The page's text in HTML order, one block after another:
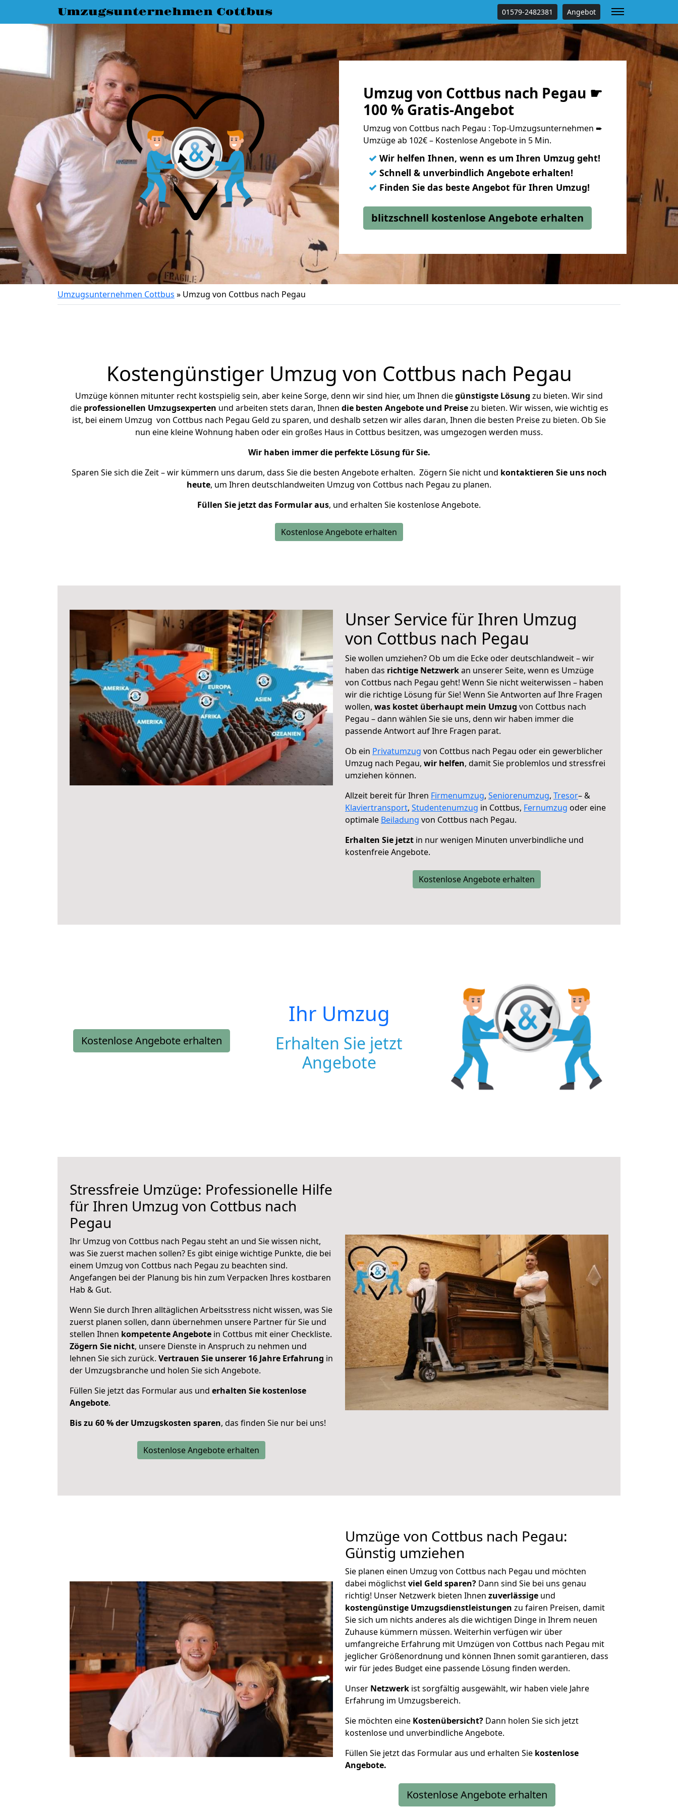
Umzugsunternehmen Cottbus 01579-2482381 Angebot
Umzug von Cottbus nach Pegau ☛
100 % Gratis-Angebot
Umzug von Cottbus nach Pegau : Top-Umzugsunternehmen ➨
Umzüge ab 102€ – Kostenlose Angebote in 5 Min.
✓ Wir helfen Ihnen, wenn es um Ihren Umzug geht!
✓ Schnell & unverbindlich Angebote erhalten!
✓ Finden Sie das beste Angebot für Ihren Umzug!
blitzschnell kostenlose Angebote erhalten
Umzugsunternehmen Cottbus » Umzug von Cottbus nach Pegau
Kostengünstiger Umzug von Cottbus nach Pegau
Umzüge können mitunter recht kostspielig sein, aber keine Sorge, denn wir sind hier, um Ihnen diegünstigste Lösung zu bieten. Wir sind
die professionellen Umzugsexperten und arbeiten stets daran, Ihnen die besten Angebote und Preisezu bieten. Wir wissen, wie wichtig es
ist, bei einem Umzug von Cottbus nach Pegau Geld zu sparen, und deshalb setzen wir alles daran, Ihnen die besten Preise zu bieten. Ob Sie
nun eine kleine Wohnung haben oder ein großes Haus in Cottbus besitzen, was umgezogen werden muss.
Wir haben immer die perfekte Lösung für Sie.
Sparen Sie sich die Zeit – wir kümmern uns darum, dass Sie die besten Angebote erhalten. Zögern Sie nicht und kontaktieren Sie uns noch
heute, um Ihren deutschlandweiten Umzug von Cottbus nach Pegau zu planen.
Füllen Sie jetzt das Formular aus, und erhalten Sie kostenlose Angebote.
Kostenlose Angebote erhalten
Unser Service für Ihren Umzug
von Cottbus nach Pegau
Sie wollen umziehen? Ob um die Ecke oder deutschlandweit – wir
haben das richtige Netzwerkan unserer Seite, wenn es Umzüge
von Cottbus nach Pegau geht! Wenn Sie nicht weiterwissen – haben
wir die richtige Lösung für Sie! Wenn Sie Antworten auf Ihre Fragen
wollen, was kostet überhaupt mein Umzug von Cottbus nach
Pegau – dann wählen Sie sie uns, denn wir haben immer die
passende Antwort auf Ihre Fragen parat.
Ob ein Privatumzug von Cottbus nach Pegau oder ein gewerblicher
Umzug nach Pegau, wir helfen, damit Sie problemlos und stressfrei
umziehen können.
Allzeit bereit für Ihren Firmenumzug, Seniorenumzug, Tresor– &
Klaviertransport, Studentenumzug in Cottbus, Fernumzug oder eine
optimale Beiladung von Cottbus nach Pegau.
Erhalten Sie jetzt in nur wenigen Minuten unverbindliche und
kostenfreie Angebote.
Kostenlose Angebote erhalten
Kostenlose Angebote erhalten
Ihr Umzug
Erhalten Sie jetzt
Angebote
Stressfreie Umzüge: Professionelle Hilfe
für Ihren Umzug von Cottbus nach
Pegau
Ihr Umzug von Cottbus nach Pegau steht an und Sie wissen nicht,
was Sie zuerst machen sollen? Es gibt einige wichtige Punkte, die bei
einem Umzug von Cottbus nach Pegau zu beachten sind.
Angefangen bei der Planung bis hin zum Verpacken Ihres kostbaren
Hab & Gut.
Wenn Sie durch Ihren alltäglichen Arbeitsstress nicht wissen, was Sie
zuerst planen sollen, dann übernehmen unsere Partner für Sie und
stellen Ihnen kompetente Angebote in Cottbus mit einer Checkliste.
Zögern Sie nicht, unsere Dienste in Anspruch zu nehmen und
lehnen Sie sich zurück. Vertrauen Sie unserer 16 Jahre Erfahrung in
der Umzugsbranche und holen Sie sich Angebote.
Füllen Sie jetzt das Formular aus und erhalten Sie kostenlose
Angebote.
Bis zu 60 % der Umzugskosten sparen, das finden Sie nur bei uns!
Kostenlose Angebote erhalten
Umzüge von Cottbus nach Pegau:
Günstig umziehen
Sie planen einen Umzug von Cottbus nach Pegau und möchten
dabei möglichstviel Geld sparen? Dann sind Sie bei uns genau
richtig! Unser Netzwerk bieten Ihnen zuverlässige und
kostengünstige Umzugsdienstleistungen zu fairen Preisen, damit
Sie sich um nichts anderes als die wichtigen Dinge in Ihrem neuen
Zuhause kümmern müssen. Weiterhin verfügen wir über
umfangreiche Erfahrung mit Umzügen von Cottbus nach Pegau mit
jeglicher Größenordnung und können Ihnen somit garantieren, dass
wir für jedes Budget eine passende Lösung finden werden.
Unser Netzwerk ist sorgfältig ausgewählt, wir haben viele Jahre
Erfahrung im Umzugsbereich.
Sie möchten eine Kostenübersicht? Dann holen Sie sich jetzt
kostenlose und unverbindliche Angebote.
Füllen Sie jetzt das Formular aus und erhalten Sie kostenlose
Angebote.
Kostenlose Angebote erhalten